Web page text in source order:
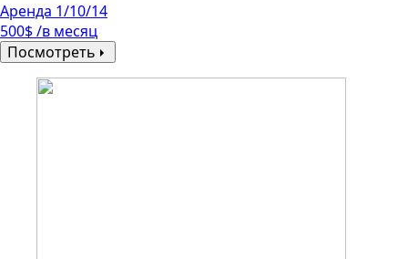
Аренда 1/10/14
500$ /в месяц
Посмотреть